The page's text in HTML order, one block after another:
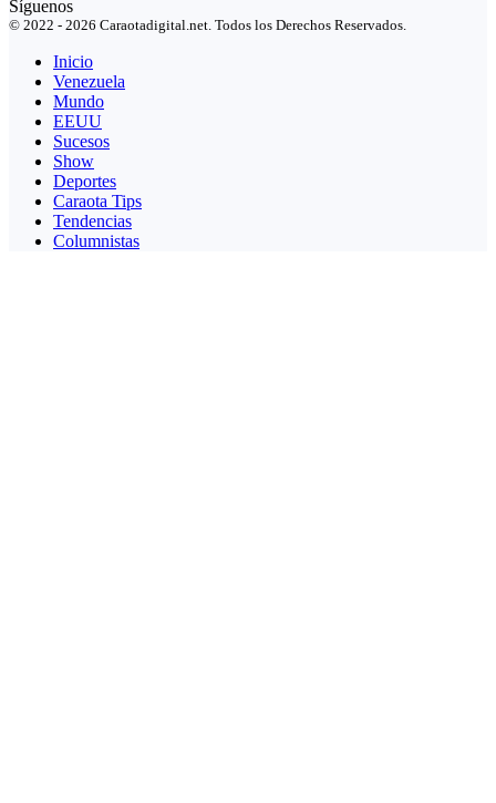
Síguenos
© 2022 - 2026 Caraotadigital.net. Todos los Derechos Reservados.
Inicio
Venezuela
Mundo
EEUU
Sucesos
Show
Deportes
Caraota Tips
Tendencias
Columnistas